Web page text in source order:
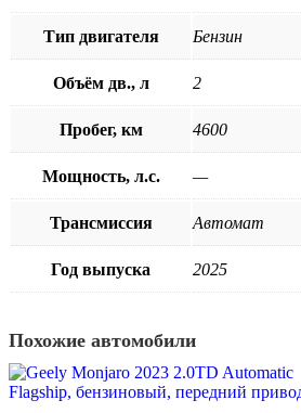
Тип двигателя Бензин
Объём дв., л 2
Пробег, км 4600
Мощность, л.с. —
Трансмиссия Автомат
Год выпуска 2025
Похожие автомобили